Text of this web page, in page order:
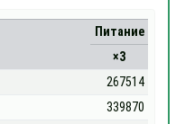
Питание
×3
267514
339870